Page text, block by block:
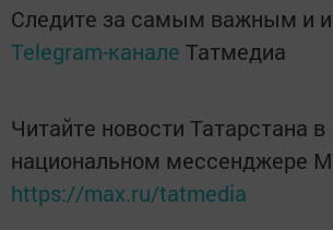
Следите за самым важным и
Telegram-канале Татмедиа
Читайте новости Татарстана в
национальном мессенджере
https://max.ru/tatmedia